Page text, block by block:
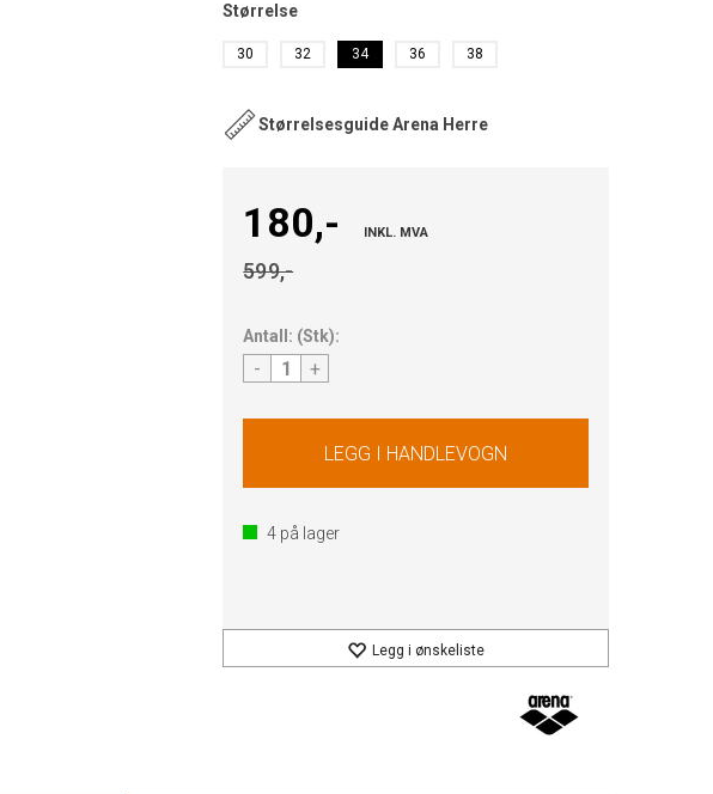
Størrelse
30 32 34 36 38
Størrelsesguide Arena Herre
180,- INKL. MVA
599,-
Antall: (Stk):
- +
4 på lager
Legg i ønskeliste